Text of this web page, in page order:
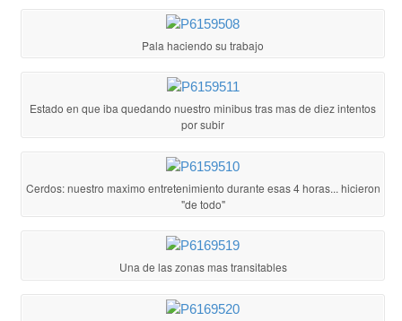
Pala haciendo su trabajo
Estado en que iba quedando nuestro minibus tras mas de diez intentos
por subir
Cerdos: nuestro maximo entretenimiento durante esas 4 horas... hicieron
"de todo"
Una de las zonas mas transitables